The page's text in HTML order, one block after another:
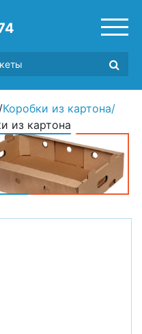
/Коробки из картона/
из картона